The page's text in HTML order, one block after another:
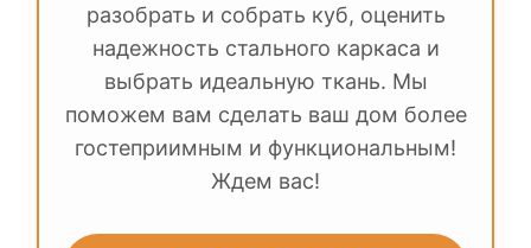
разобрать и собрать куб, оценить
надежность стального каркаса и
выбрать идеальную ткань. Мы
поможем вам сделать ваш дом более
гостеприимным и функциональным!
Ждем вас!